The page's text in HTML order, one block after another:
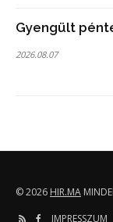
Gyengült
2026.08.07
© 2026 HIR.MA
IMPRESSZUM